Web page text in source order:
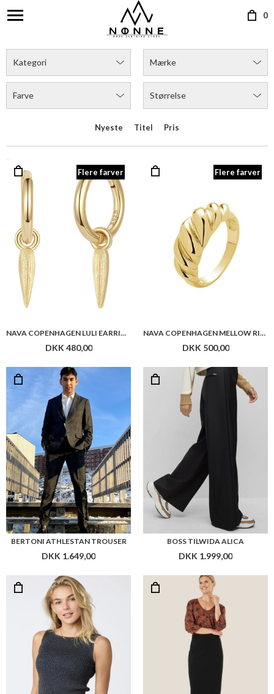
0
Kategori Mærke
Farve Størrelse
Nyeste Titel Pris
Flere farver
NAVA COPENHAGEN LULI EARRINGS
DKK 480,00
Flere farver
NAVA COPENHAGEN MELLOW RING
DKK 500,00
BERTONI ATHLESTAN TROUSER
DKK 1.649,00
BOSS TILWIDA ALICA
DKK 1.999,00